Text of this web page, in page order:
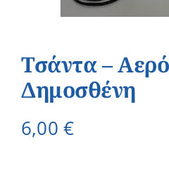
Τσάντα –
Δημοσθένη
6,00€